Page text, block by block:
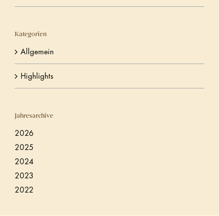
Kategorien
Allgemein
Highlights
Jahresarchive
2026
2025
2024
2023
2022